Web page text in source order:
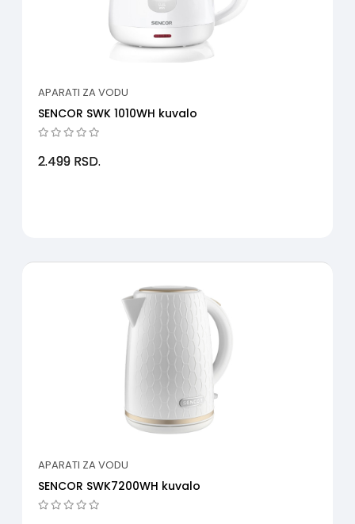
APARATI ZA VODU
SENCOR SWK 1010WH kuvalo
2.499 RSD.
APARATI ZA VODU
SENCOR SWK7200WH kuvalo